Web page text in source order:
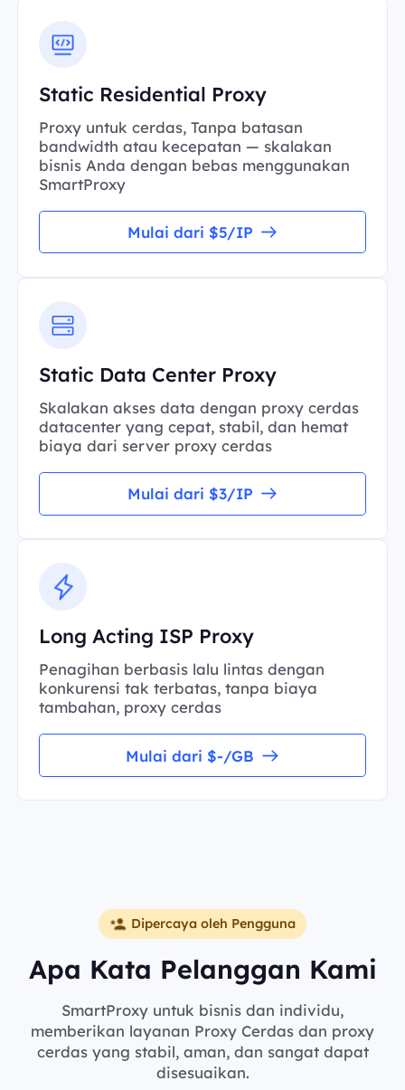
Static Residential Proxy
Proxy untuk cerdas, Tanpa batasan
bandwidth atau kecepatan — skalakan
bisnis Anda dengan bebas menggunakan
SmartProxy
Mulai dari $5/IP
Static Data Center Proxy
Skalakan akses data dengan proxy cerdas
datacenter yang cepat, stabil, dan hemat
biaya dari server proxy cerdas
Mulai dari $3/IP
Long Acting ISP Proxy
Penagihan berbasis lalu lintas dengan
konkurensi tak terbatas, tanpa biaya
tambahan, proxy cerdas
Mulai dari $-/GB
Dipercaya oleh Pengguna
Apa Kata Pelanggan Kami
SmartProxy untuk bisnis dan individu,
memberikan layanan Proxy Cerdas dan proxy
cerdas yang stabil, aman, dan sangat dapat
disesuaikan.